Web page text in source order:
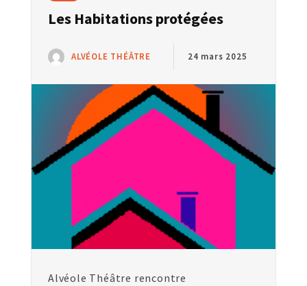
Les Habitations protégées
ALVÉOLE THÉÂTRE 24 mars 2025
Alvéole Théâtre rencontre